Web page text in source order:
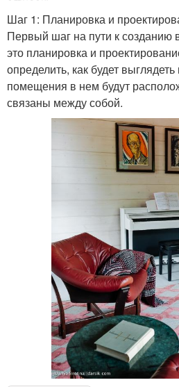
Шаг 1: Планировка и
Первый шаг на пути к
это планировка и
определить, как будет
помещения в нем будут
связаны между собой.